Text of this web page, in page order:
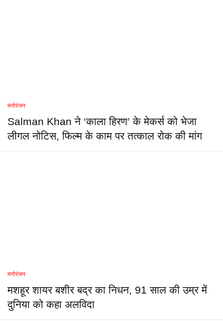
मनोरंजन
Salman Khan ने ‘काला हिरण’ के मेकर्स को भेजा
लीगल नोटिस, फिल्म के काम पर तत्काल रोक की मांग
मनोरंजन
मशहूर शायर बशीर बद्र का निधन, 91 साल की उम्र में
दुनिया को कहा अलविदा